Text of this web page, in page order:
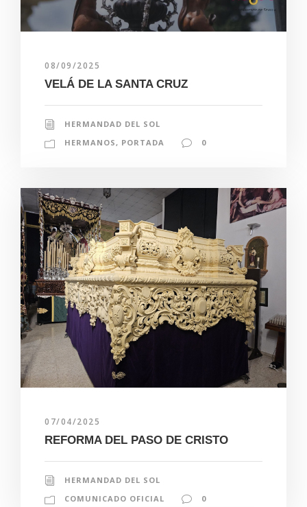
08/09/2025
VELÁ DE LA SANTA CRUZ
HERMANDAD DEL SOL
HERMANOS , PORTADA 0
07/04/2025
REFORMA DEL PASO DE CRISTO
HERMANDAD DEL SOL
COMUNICADO OFICIAL
0